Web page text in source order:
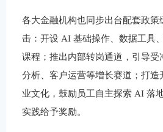
各大金融机构也同步出台配套政
击：开设 AI 基础操作、数据工具
课程；推出内部转岗通道，引导
分析、客户运营等增长赛道；打造
业文化，鼓励员工自主探索 AI 落
实践给予奖励。